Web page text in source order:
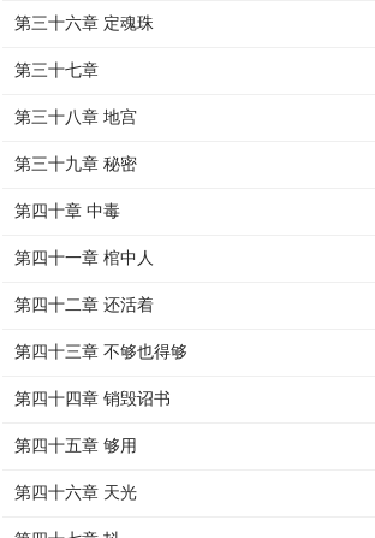
第三十六章 定魂珠
第三十七章
第三十八章 地宫
第三十九章 秘密
第四十章 中毒
第四十一章 棺中人
第四十二章 还活着
第四十三章 不够也得够
第四十四章 销毁诏书
第四十五章 够用
第四十六章 天光